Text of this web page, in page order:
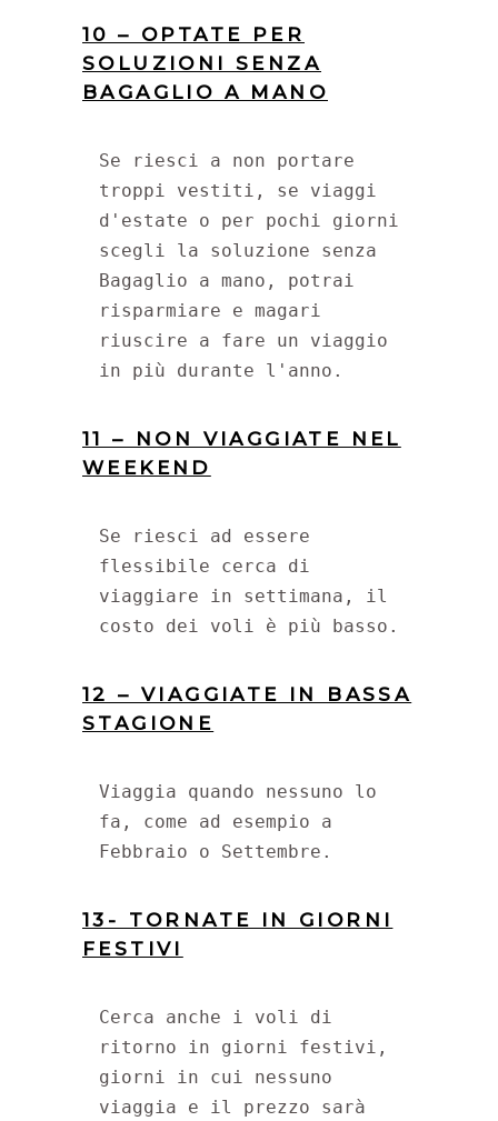
10 – OPTATE PER
SOLUZIONI SENZA
BAGAGLIO A MANO
Se riesci a non portare
troppi vestiti, se viaggi
d'estate o per pochi giorni
scegli la soluzione senza
Bagaglio a mano, potrai
risparmiare e magari
riuscire a fare un viaggio
in più durante l'anno.
11 – NON VIAGGIATE NEL
WEEKEND
Se riesci ad essere
flessibile cerca di
viaggiare in settimana, il
costo dei voli è più basso.
12 – VIAGGIATE IN BASSA
STAGIONE
Viaggia quando nessuno lo
fa, come ad esempio a
Febbraio o Settembre.
13- TORNATE IN GIORNI
FESTIVI
Cerca anche i voli di
ritorno in giorni festivi,
giorni in cui nessuno
viaggia e il prezzo sarà